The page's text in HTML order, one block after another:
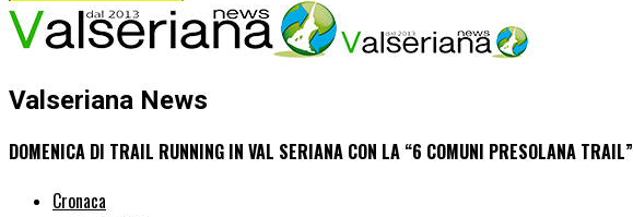
Valseriana News
DOMENICA DI TRAIL RUNNING IN VAL SERIANA CON LA “6 COMUNI PRESOLANA TRAIL”
Cronaca